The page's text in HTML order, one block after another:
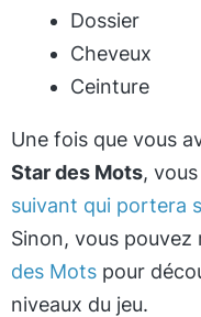
Dossier
Cheveux
Ceinture
Une fois que vous
Star des Mots,
suivant qui portera
Sinon, vous pouvez
des Mots pour
niveaux du jeu.